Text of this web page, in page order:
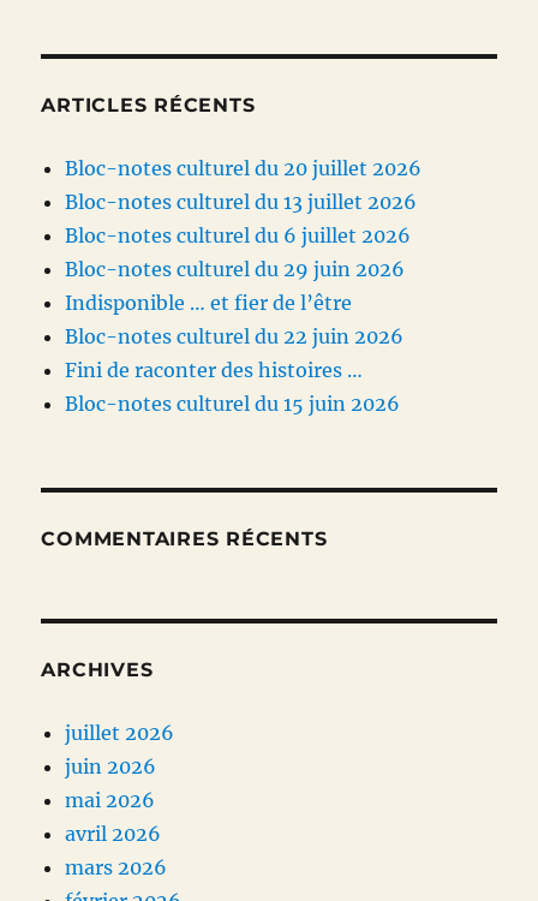
ARTICLES RÉCENTS
Bloc-notes culturel du 20 juillet 2026
Bloc-notes culturel du 13 juillet 2026
Bloc-notes culturel du 6 juillet 2026
Bloc-notes culturel du 29 juin 2026
Indisponible … et fier de l’être
Bloc-notes culturel du 22 juin 2026
Fini de raconter des histoires …
Bloc-notes culturel du 15 juin 2026
COMMENTAIRES RÉCENTS
ARCHIVES
juillet 2026
juin 2026
mai 2026
avril 2026
mars 2026